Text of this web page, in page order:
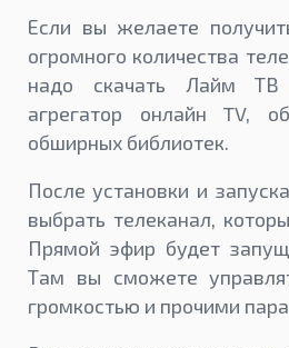
Если вы желаете
огромного количества
надо скачать Лайм
агрегатор онлайн TV,
обширных библиотек.
После установки и
выбрать телеканал,
Прямой эфир будет
Там вы сможете
громкостью и прочими